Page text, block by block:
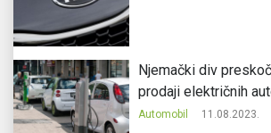
Njemački div
prodaji električnih
Automobil 11.08.2023.